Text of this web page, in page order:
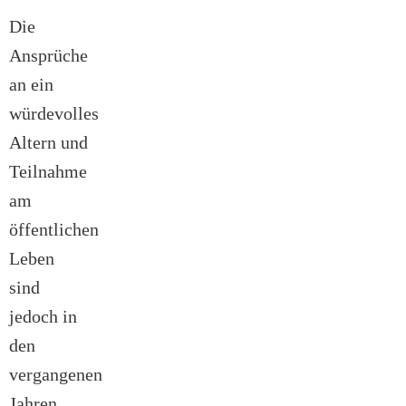
Die
Ansprüche
an ein
würdevolles
Altern und
Teilnahme
am
öffentlichen
Leben
sind
jedoch in
den
vergangenen